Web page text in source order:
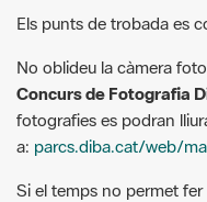
Concurs de Fotografia
fotografies es podran
a:parcs.diba.cat/web/
Si el temps no permet fer
posposarà a un altre dia
Cal dur calçat adequat,